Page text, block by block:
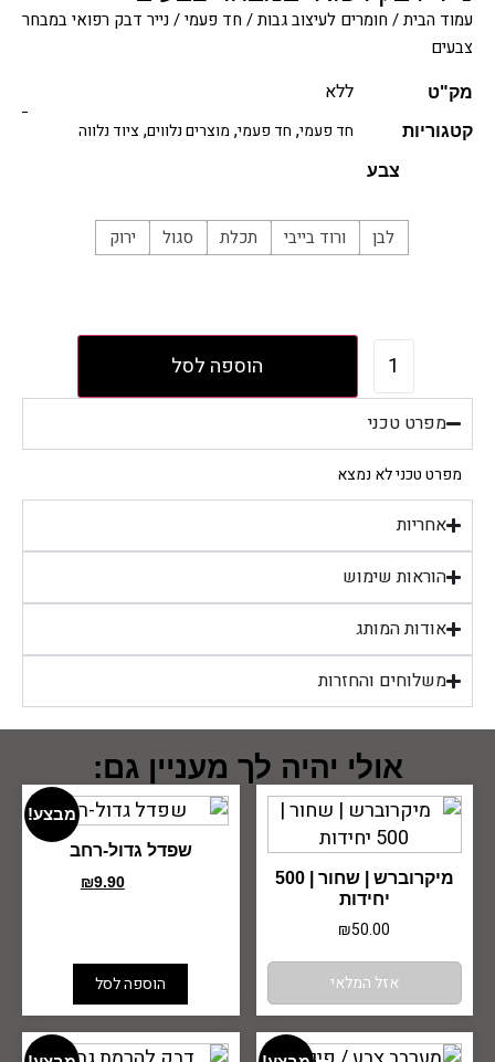
עמוד הבית/ חומרים לעיצוב גבות/ חד פעמי/ נייר דבק רפואי במבחר
צבעים
מק"ט ללא
קטגוריות חד פעמי, חד פעמי, מוצרים נלווים,ציוד נלווה
צבע
לבן ורוד בייבי תכלת סגול ירוק
הוספה לסל
מפרט טכני
מפרט טכני לא נמצא
אחריות
הוראות שימוש
אודות המותג
משלוחים והחזרות
אולי יהיה לך מעניין גם:
מיקרוברש | שחור | 500
יחידות
₪50.00
אזל המלאי
מבצע!
שפדל גדול-רחב
₪9.90
הוספה לסל